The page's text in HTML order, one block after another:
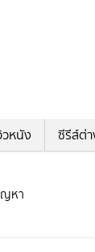
หนัง ซีรีส์ต่า
ญหา